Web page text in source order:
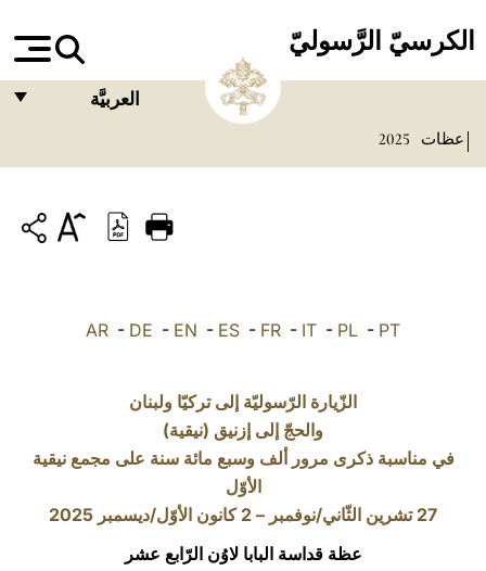
الكرسيّ الرَّسوليّ
العربيَّة
ITALIANO
POLSKI
LATINE
عظات 2025
AR - DE - EN - ES - FR - IT - PL - PT
الزّيارة الرّسوليّة إلى تركيّا ولبنان
والحجّ إلى إزنيق (نيقية)
في مناسبة ذكرى مرور ألف وسبع مائة سنة على مجمع نيقية
الأوّل
27 تشرين الثّاني/نوفمبر – 2 كانون الأوّل/ديسمبر 2025
عظة قداسة البابا لاوُن الرّابع عشر